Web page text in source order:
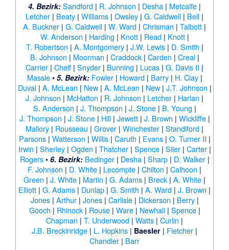
4. Bezirk: Sandford | R. Johnson | Desha | Metcalfe |
Letcher | Beaty | Williams | Owsley | G. Caldwell | Bell |
A. Buckner | G. Caldwell | W. Ward | Chrisman | Talbott |
W. Anderson | Harding | Knott| Read| Knott|
T. Robertson | A. Montgomery| J.W. Lewis| D. Smith |
B. Johnson | Moorman | Craddock| Carden | Creal|
Carrier | Chelf | Snyder | Bunning | Lucas | G. Davis II |
Massie• 5. Bezirk: Fowler| Howard| Barry| H. Clay|
Duval| A. McLean | New| A. McLean | New| J.T. Johnson |
J. Johnson | McHatton | R. Johnson | Letcher | Harlan |
S. Anderson | J. Thompson | J. Stone| B. Young |
J. Thompson | J. Stone| Hill| Jewett| J. Brown | Wickliffe|
Mallory | Rousseau | Grover | Winchester | Standiford |
Parsons| Watterson | Willis| Caruth | Evans| O. Turner II |
Irwin | Sherley| Ogden | Thatcher| Spence| Siler| Carter|
Rogers• 6. Bezirk: Bedinger| Desha| Sharp| D. Walker|
F. Johnson | D. White | Lecompte | Chilton | Calhoon |
Green | J. White | Martin | G. Adams | Breck | A. White |
Elliott | G. Adams | Dunlap | G. Smith | A. Ward | J. Brown |
Jones| Arthur| Jones| Carlisle| Dickerson | Berry|
Gooch | Rhinock| Rouse| Ware| Newhall| Spence|
Chapman | T. Underwood | Watts | Curlin |
J.B. Breckinridge | L. Hopkins | Baesler | Fletcher |
Chandler | Barr